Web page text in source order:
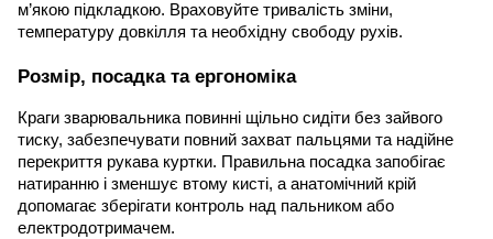
м’якою підкладкою. Враховуйте тривалість зміни,
температуру довкілля та необхідну свободу рухів.
Розмір, посадка та ергономіка
Краги зварювальника повинні щільно сидіти без зайвого
тиску, забезпечувати повний захват пальцями та надійне
перекриття рукава куртки. Правильна посадка запобігає
натиранню і зменшує втому кисті, а анатомічний крій
допомагає зберігати контроль над пальником або
електродотримачем.